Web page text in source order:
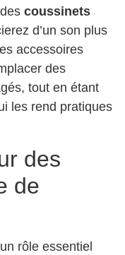
coussinets
d’un son plus
accessoires
des
tout en étant
les rend pratiques
des
de
rôle essentiel